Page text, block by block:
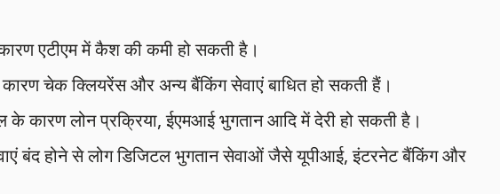
एटीएम में कैश की कमी हो सकती है।
चेक क्लियरेंस और अन्य बैंकिंग सेवाएं बाधित हो सकती हैं।
के कारण लोन प्रक्रिया, ईएमआई भुगतान आदि में देरी हो सकती है।
बंद होने से लोग डिजिटल भुगतान सेवाओं जैसे यूपीआई, इंटरनेट बैंकिंग और